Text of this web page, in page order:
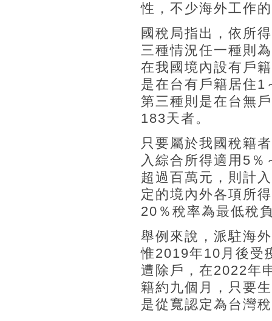
性，不少海外工作
國稅局指出，依所
三種情況任一種則
在我國境內設有戶
是在台有戶籍居住1
第三種則是在台無
183天者。
只要屬於我國稅籍
入綜合所得適用5
超過百萬元，則計
定的境內外各項所
20％稅率為最低稅
舉例來說，派駐海
惟2019年10月後受
遭除戶，在2022年
籍約九個月，只要
是從寬認定為台灣